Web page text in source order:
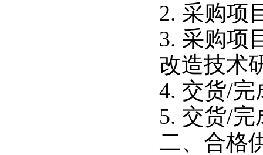
2. 采购项
3. 采购项
改造技术
4. 交货/完
5. 交货/
二、合格